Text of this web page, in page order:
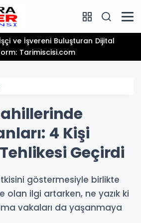
Tarimiscisi.com
4 Kişi
Geçirdi
göstermesiyle birlikte
olan ilgi artarken, ne yazık ki
vakaları da yaşanmaya